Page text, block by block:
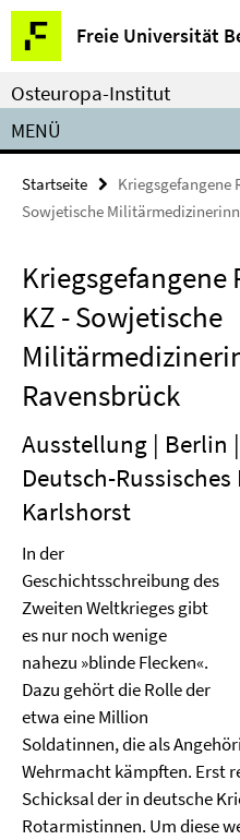
Springe
direkt
zu
Inhalt
Freie Universität
Service-
Navigation
Osteuropa-Institut
MENÜ
Startseite
Kriegsgefangene
Sowjetische
KZ - Sowjetische
Ravensbrück
Ausstellung | Berlin |
Deutsch-
Karlshorst
In der
Geschichtsschreibung des
Zweiten Weltkrieges gibt
es nur noch wenige
nahezu »blinde Flecken«.
Dazu gehört die Rolle der
etwa eine Million
Soldatinnen, die als
Wehrmacht kämpften. Erst
Schicksal der in deutsche
Rotarmistinnen. Um diese